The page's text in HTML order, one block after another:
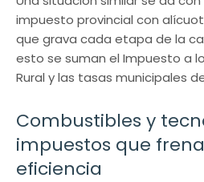
impuesto provincial con
que grava cada etapa de la
esto se suman el Impuesto a
Rural y las tasas municipales
Combustibles y
impuestos que
eficiencia